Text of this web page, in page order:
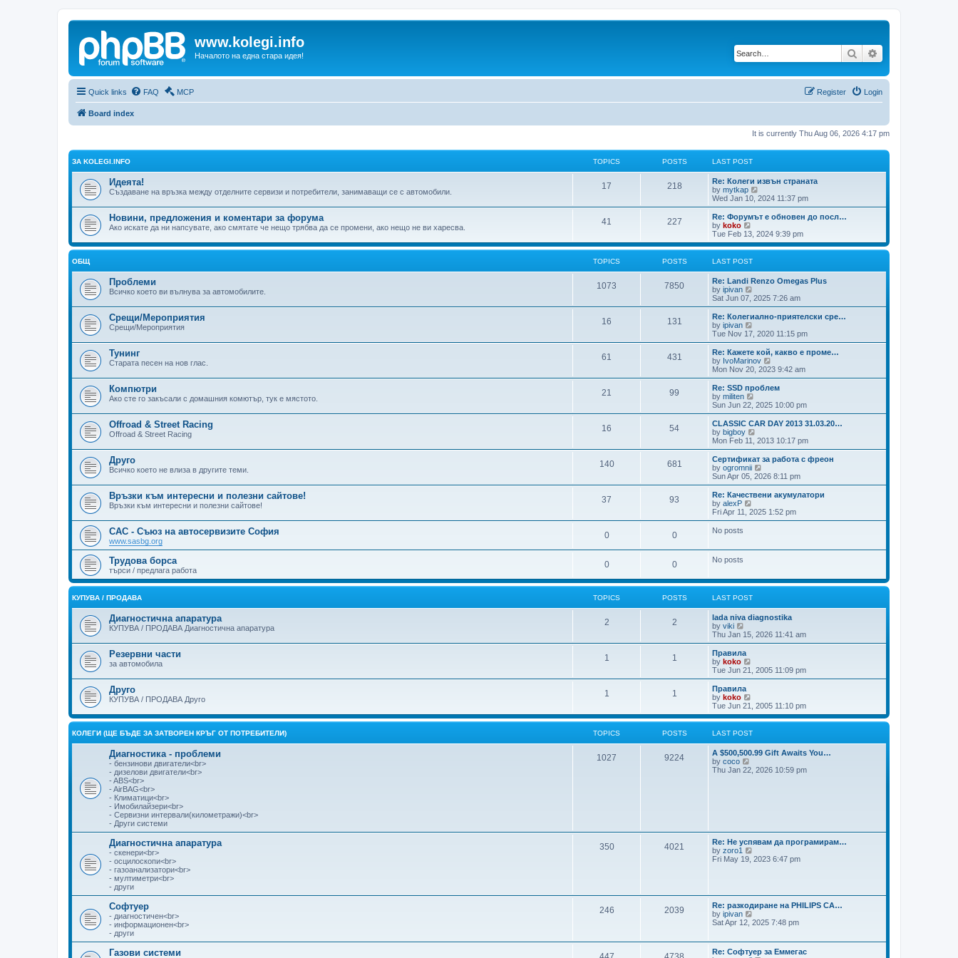
www.kolegi.info
Началото на една стара идея! Search
Quick links FAQ MCP Login
Register
Board index
It is currently Thu Aug 06, 2026 4:17 pm
ЗА KOLEGI.INFO TOPICS POSTS LAST POST
Идеята!
Създаване на връзка между отделните сервизи и потребители, занимаващи се с автомобили.
17 218
Re: Колеги извън страната
by mytkap
i
e
w
h
l
e
s
p
o
s
Wed Jan 10, 2024 11:37 pm
Новини, предложения и коментари за форума
Ако искате да ни напсувате, ако смятате че нещо трябва да се промени, ако нещо не ви харесва.
41 227
Re: Форумът е обновен до посл…
by koko
i
e
w
t
l
a
t
e
s
t
p
o
s
t
Tue Feb 13, 2024 9:39 pm
ОБЩ TOPICS POSTS LAST POST
Проблеми
Всичко което ви вълнува за автомобилите.
1073 7850
Re: Landi Renzo Omegas Plus
by ipivan
i
e
w
h
e
a
t
e
t
p
o
s
t
Sat Jun 07, 2025 7:26 am
Срещи/Мероприятия
Срещи/Мероприятия
16 131
Re: Колегиално-приятелски сре…
by ipivan
e
w
t
h
e
a
t
e
t
p
o
s
t
Tue Nov 17, 2020 11:15 pm
Тунинг
Старата песен на нов глас.
61 431
Re: Кажете кой, какво е проме…
by IvoMarinov
i
e
w
h
l
a
t
e
t
o
s
Mon Nov 20, 2023 9:42 am
Компютри
Ако сте го закъсали с домашния комютър, тук е мястото.
21 99
Re: SSD проблем
by militen
i
e
w
t
h
a
t
e
t
o
s
Sun Jun 22, 2025 10:00 pm
Offroad & Street Racing
Offroad & Street Racing
16 54
CLASSIC CAR DAY 2013 31.03.20…
by bigboy
i
e
w
t
h
a
t
e
o
Mon Feb 11, 2013 10:17 pm
Друго
Всичко което не влиза в другите теми.
140 681
Сертификат за работа с фреон
by ogromnii
i
e
w
h
e
p
o
Sun Apr 05, 2026 8:11 pm
Връзки към интересни и полезни сайтове!
Връзки към интересни и полезни сайтове!
37 93
Re: Качествени акумулатори
by alexP
i
e
t
e
s
p
o
s
t
Fri Apr 11, 2025 1:52 pm
САС - Съюз на автосервизите София
www.sasbg.org
0 0 No posts
Трудова борса
търси / предлага работа
0 0 No posts
КУПУВА / ПРОДАВА TOPICS POSTS LAST POST
Диагностична апаратура
КУПУВА / ПРОДАВА Диагностична апаратура
2 2
lada niva diagnostika
by viki
i
e
w
t
h
a
t
e
s
p
o
s
t
Thu Jan 15, 2026 11:41 am
Резервни части
за автомобила
1 1
Правила
by koko
e
h
e
l
a
e
s
p
Tue Jun 21, 2005 11:09 pm
Друго
КУПУВА / ПРОДАВА Друго
1 1
Правила
by koko
e
w
t
l
t
t
Tue Jun 21, 2005 11:10 pm
КОЛЕГИ (ЩЕ БЪДЕ ЗА ЗАТВОРЕН КРЪГ ОТ ПОТРЕБИТЕЛИ) TOPICS POSTS LAST POST
Диагностика - проблеми
- бензинови двигатели<br>
- дизелови двигатели<br>
- ABS<br>
- AirBAG<br>
- Климатици<br>
- Имобилайзери<br>
- Сервизни интервали(километражи)<br>
- Други системи
1027 9224
A $500,500.99 Gift Awaits You…
by coco
i
e
s
t
t
Thu Jan 22, 2026 10:59 pm
Диагностична апаратура
- скенери<br>
- осцилоскопи<br>
- газоанализатори<br>
- мултиметри<br>
- други
350 4021
Re: Не успявам да програмирам…
by zoro1
i
l
a
t
s
t
Fri May 19, 2023 6:47 pm
Софтуер
- диагностичен<br>
- информационен<br>
- други
246 2039
Re: разкодиране на PHILIPS CA…
by ipivan
i
h
Sat Apr 12, 2025 7:48 pm
Газови системи
Re: Софтуер за Еммегас